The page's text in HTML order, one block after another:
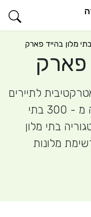
בתי מלון בהייד פארק
פארק
לתיירים
ולכן סביב הפארק נבנו למעלה מ - 300 בתי
בתי מלון
מלונות